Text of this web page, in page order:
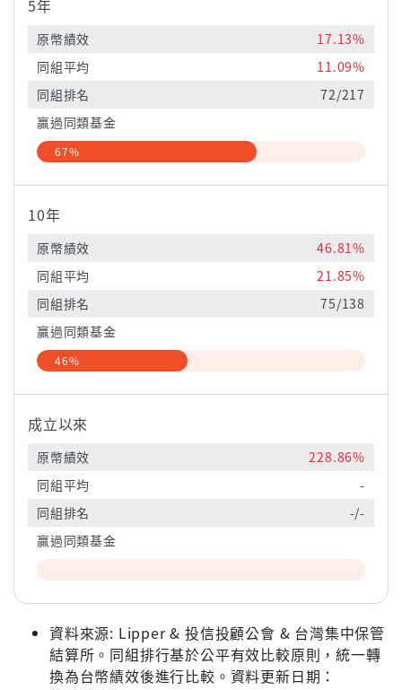
5年
原幣績效
17.13%
同組平均
11.09%
同組排名
72/217
贏過同類基金
67%
10年
原幣績效
46.81%
同組平均
21.85%
同組排名
75/138
贏過同類基金
46%
成立以來
原幣績效
228.86%
同組平均
-
同組排名
-/-
贏過同類基金
資料來源: Lipper & 投信投顧公會 & 台灣集中保管
結算所。同組排行基於公平有效比較原則，統一轉
換為台幣績效後進行比較。資料更新日期：